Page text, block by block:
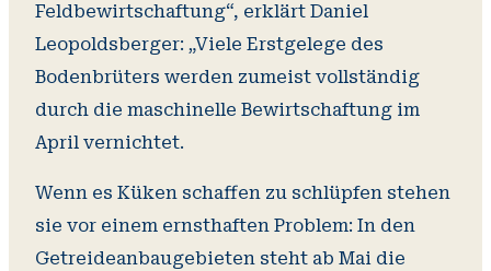
Feldbewirtschaftung“, erklärt Daniel
Leopoldsberger: „Viele Erstgelege des
Bodenbrüters werden zumeist vollständig
durch die maschinelle Bewirtschaftung im
April vernichtet.
Wenn es Küken schaffen zu schlüpfen stehen
sie vor einem ernsthaften Problem: In den
Getreideanbaugebieten steht ab Mai die